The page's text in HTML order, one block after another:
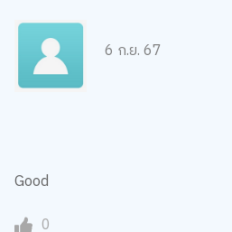
6 ก.ย. 67
Good
0